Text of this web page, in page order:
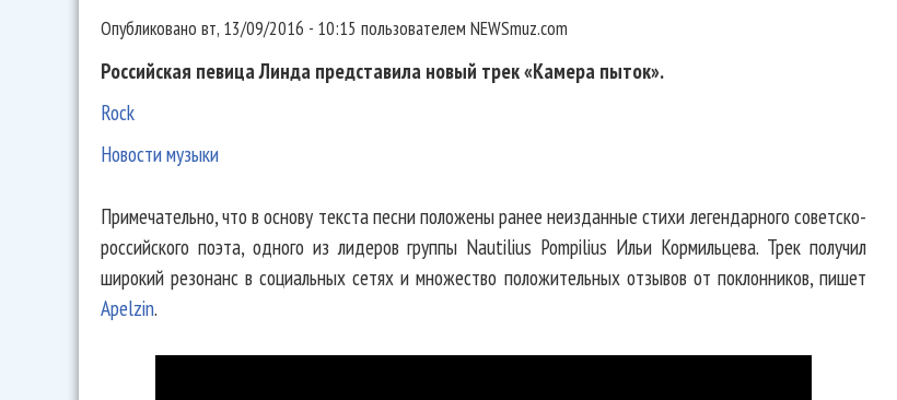
Опубликовано вт, 13/09/2016 - 10:15 пользователем NEWSmuz.com
Российская певица Линда представила новый трек «Камера пыток».
Rock
Новости музыки
Примечательно, что в основу текста песни положены ранее неизданные стихи легендарного советско-
российского поэта, одного из лидеров группы Nautilius Pompilius Ильи Кормильцева. Трек получил
широкий резонанс в социальных сетях и множество положительных отзывов от поклонников, пишет
Apelzin.